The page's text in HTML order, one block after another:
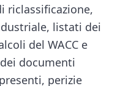
riclassificazione,
listati dei
del WACC e
documenti
perizie